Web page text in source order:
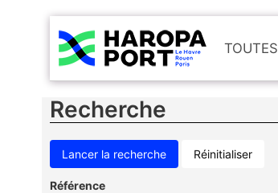
TOUTES
Recherche
Réinitialiser
Référence